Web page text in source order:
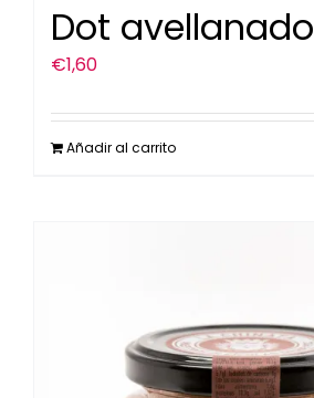
Dot avellanado
€1,60
Añadir al carrito